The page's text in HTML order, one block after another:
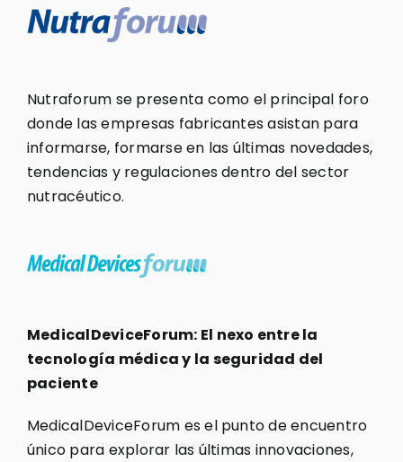
Nutraforum se presenta como el principal foro
donde las empresas fabricantes asistan para
informarse, formarse en las últimas novedades,
tendencias y regulaciones dentro del sector
nutracéutico.
MedicalDeviceForum: El nexo entre la
tecnología médica y la seguridad del
paciente
MedicalDeviceForum es el punto de encuentro
único para explorar las últimas innovaciones,